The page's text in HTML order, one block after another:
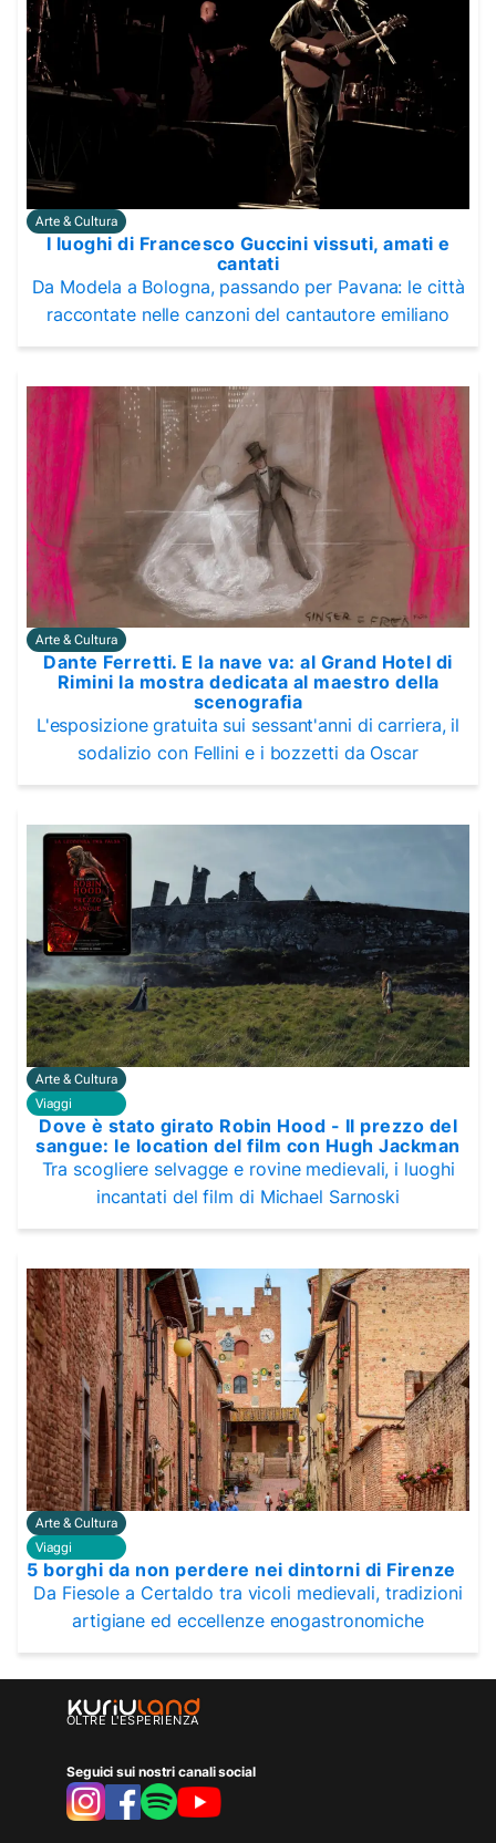
Arte & Cultura
I luoghi di Francesco Guccini vissuti, amati e
cantati
Da Modela a Bologna, passando per Pavana: le città
raccontate nelle canzoni del cantautore emiliano
Arte & Cultura
Dante Ferretti. E la nave va: al Grand Hotel di
Rimini la mostra dedicata al maestro della
scenografia
L'esposizione gratuita sui sessant'anni di carriera, il
sodalizio con Fellini e i bozzetti da Oscar
Arte & Cultura
Viaggi
Dove è stato girato Robin Hood - Il prezzo del
sangue: le location del film con Hugh Jackman
Tra scogliere selvagge e rovine medievali, i luoghi
incantati del film di Michael Sarnoski
Arte & Cultura
Viaggi
5 borghi da non perdere nei dintorni di Firenze
Da Fiesole a Certaldo tra vicoli medievali, tradizioni
artigiane ed eccellenze enogastronomiche
OLTRE L'ESPERIENZA
Seguici sui nostri canali social